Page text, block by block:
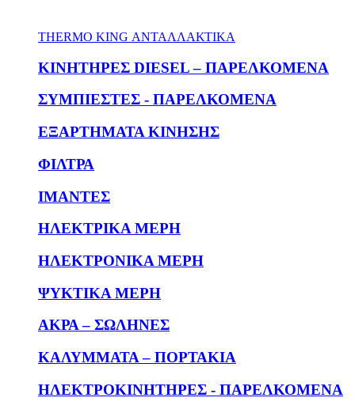
THERMO KING ΑΝΤΑΛΛΑΚΤΙΚΑ
KΙΝΗΤΗΡΕΣ DIESEL – ΠΑΡΕΛΚΟΜΕΝΑ
ΣΥΜΠΙΕΣΤΕΣ - ΠΑΡΕΛΚΟΜΕΝΑ
ΕΞΑΡΤΗΜΑΤΑ ΚΙΝΗΣΗΣ
ΦΙΛΤΡΑ
ΙΜΑΝΤΕΣ
ΗΛΕΚΤΡΙΚΑ ΜΕΡΗ
ΗΛΕΚΤΡΟΝΙΚΑ ΜΕΡΗ
ΨΥΚΤΙΚΑ ΜΕΡΗ
ΑΚΡΑ – ΣΩΛΗΝΕΣ
ΚΑΛΥΜΜΑΤΑ – ΠΟΡΤΑΚΙΑ
ΗΛΕΚΤΡΟΚΙΝΗΤΗΡΕΣ - ΠΑΡΕΛΚΟΜΕΝΑ